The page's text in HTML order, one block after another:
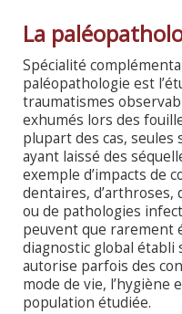
La
Spécialité
paléopathologie est
traumatismes
exhumés lors des
plupart des cas,
ayant laissé des
exemple d’impacts de
dentaires,
ou de pathologies
peuvent que rarement
diagnostic global établi
autorise parfois des
mode de vie, l’hygiène
population étudiée.